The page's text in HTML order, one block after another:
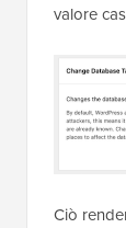
valore
Ciò